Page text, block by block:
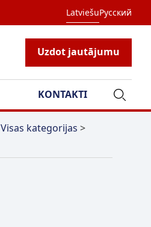
LatviešuРусский
Uzdot jautājumu
KONTAKTI
Visas kategorijas >